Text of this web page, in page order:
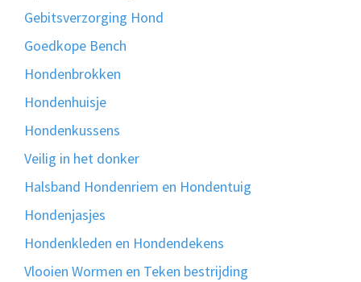
Gebitsverzorging Hond
Goedkope Bench
Hondenbrokken
Hondenhuisje
Hondenkussens
Veilig in het donker
Halsband Hondenriem en Hondentuig
Hondenjasjes
Hondenkleden en Hondendekens
Vlooien Wormen en Teken bestrijding